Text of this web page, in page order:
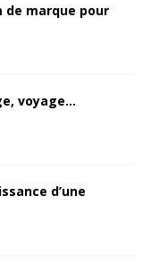
de marque pour
voyage…
d’une